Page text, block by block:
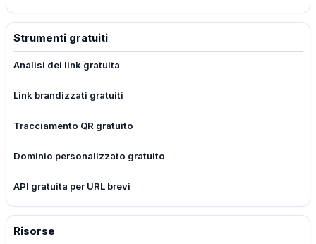
Strumenti gratuiti
Analisi dei link gratuita
Link brandizzati gratuiti
Tracciamento QR gratuito
Dominio personalizzato gratuito
API gratuita per URL brevi
Risorse